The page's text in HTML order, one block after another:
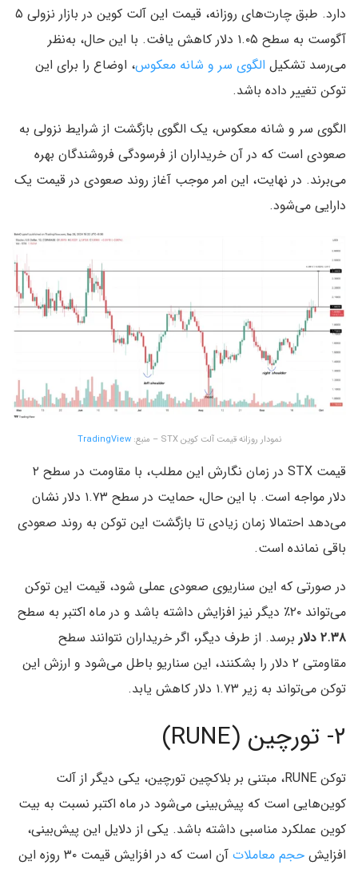
دارد. طبق چارت‌‌های روزانه، قیمت این آلت کوین در بازار نزولی ۵
آگوست به سطح ۱.۰۵ دلار کاهش یافت. با این حال، به‌نظر
می‌رسد تشکیل الگوی سر و شانه معکوس، اوضاع را برای این
توکن تغییر داده باشد.
الگوی سر و شانه معکوس، یک الگوی بازگشت از شرایط نزولی به
صعودی است که در آن خریداران از فرسودگی فروشندگان بهره
می‌برند. در نهایت، این امر موجب آغاز روند صعودی در قیمت یک
دارایی می‌شود.
نمودار روزانه قیمت آلت کوین STX – منبع: TradingView
قیمت STX در زمان نگارش این مطلب، با مقاومت در سطح ۲
دلار مواجه است. با این حال، حمایت در سطح ۱.۷۳ دلار نشان
می‌دهد احتمالا زمان زیادی تا بازگشت این توکن به روند صعودی
باقی نمانده است.
در صورتی که این سناریوی صعودی عملی شود، قیمت این توکن
می‌تواند ۲۰٪ دیگر نیز افزایش داشته باشد و در ماه اکتبر به سطح
۲.۳۸ دلار
برسد. از طرف دیگر، اگر خریداران نتوانند سطح
مقاومتی ۲ دلار را بشکنند، این سناریو باطل می‌شود و ارزش این
توکن می‌تواند به زیر ۱.۷۳ دلار کاهش یابد.
۲- تورچین (RUNE)
توکن RUNE، مبتنی بر بلاکچین تورچین، یکی دیگر از آلت
کوین‌هایی است که پیش‌بینی می‌شود در ماه اکتبر نسبت به بیت
کوین عملکرد مناسبی داشته باشد. یکی از دلایل این پیش‌بینی،
افزایش حجم معاملات آن است که در افزایش قیمت ۳۰ روزه این